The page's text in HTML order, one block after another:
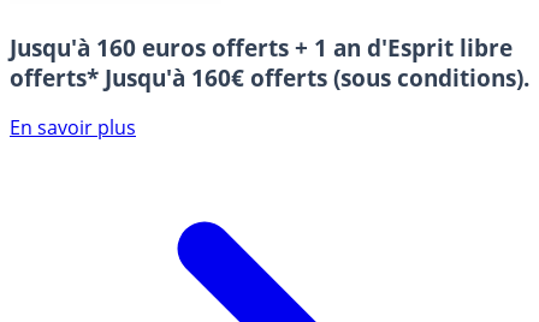
Jusqu'à 160 euros offerts + 1 an d'Esprit libre
offerts* Jusqu'à 160€ offerts (sous conditions).
En savoir plus